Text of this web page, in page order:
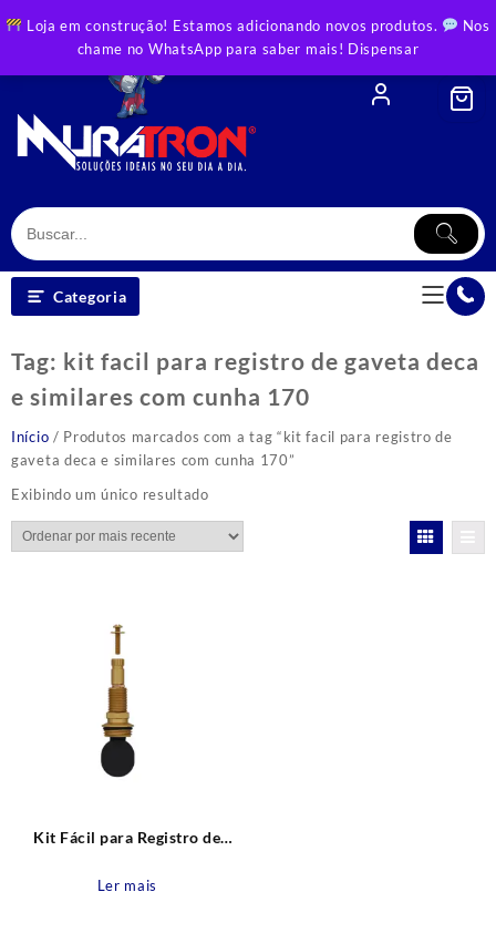
Loja em construção! Estamos adicionando novos produtos.
Nos
chame no WhatsApp para saber mais! Dispensar
to
Categoria
Tag: kit facil para registro de gaveta deca
e similares com cunha 170
Início / Produtos marcados com a tag “kit facil para registro de
gaveta deca e similares com cunha 170”
Exibindo um único resultado
Kit Fácil para Registro de
cunha 170 Deca e Similares
Ler mais